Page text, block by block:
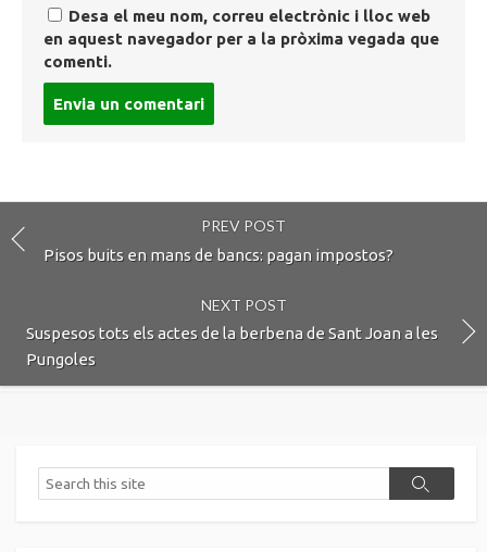
Desa el meu nom, correu electrònic i lloc web
en aquest navegador per a la pròxima vegada que
comenti.
PREV POST
Pisos buits en mans de bancs: pagan impostos?
NEXT POST
Suspesos tots els actes de la berbena de Sant Joan a les
Pungoles
Search
Search